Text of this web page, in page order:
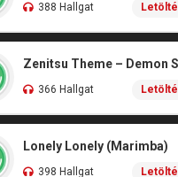
388 Hallgat
366 Hallgat
Lonely Lonely (Marimba)
398 Hallgat